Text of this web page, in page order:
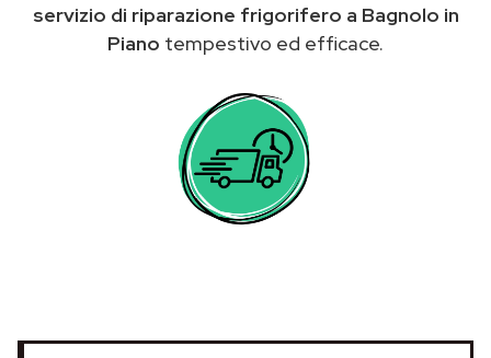
servizio di riparazione frigorifero a Bagnolo in
Piano tempestivo ed efficace.